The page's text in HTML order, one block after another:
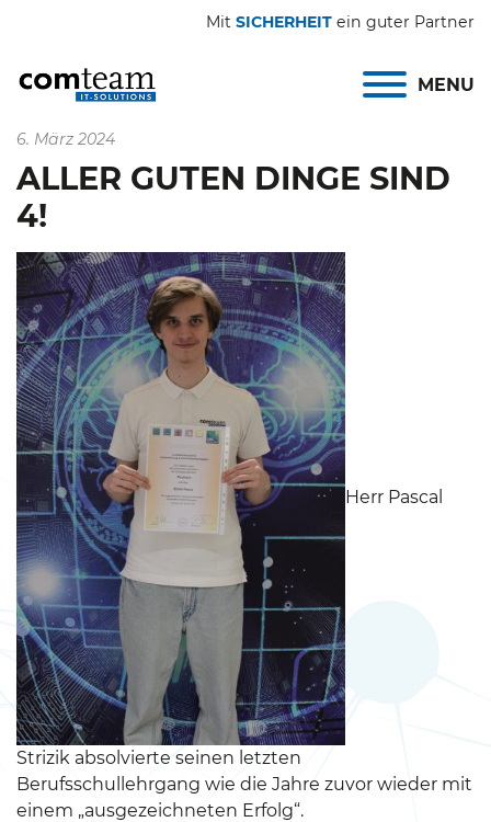
Mit SICHERHEIT ein guter Partner
MENU
6. März 2024
ALLER GUTEN DINGE SIND
4!
Herr Pascal
Strizik absolvierte seinen letzten
Berufsschullehrgang wie die Jahre zuvor wieder mit
einem „ausgezeichneten Erfolg“.